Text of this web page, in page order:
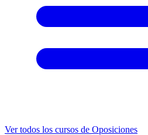
Ver todos los cursos de Oposiciones